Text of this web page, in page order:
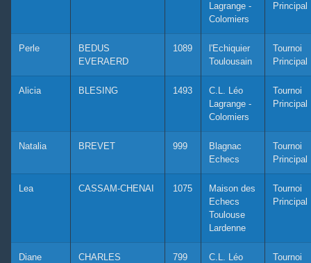
Lagrange -
Colomiers
Principal
Perle
BEDUS
EVERAERD
1089
l'Echiquier
Toulousain
Tournoi
Principal
Alicia BLESING 1493
C.L. Léo
Lagrange -
Colomiers
Tournoi
Principal
Natalia BREVET 999
Blagnac
Echecs
Tournoi
Principal
Lea CASSAM-CHENAI 1075
Maison des
Echecs
Toulouse
Lardenne
Tournoi
Principal
Diane CHARLES 799
C.L. Léo
Tournoi